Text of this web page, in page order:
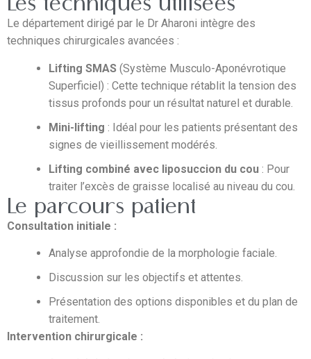
Le département dirigé par le Dr Aharoni intègre des
techniques chirurgicales avancées :
Lifting SMAS (Système Musculo-Aponévrotique
Superficiel) : Cette technique rétablit la tension des
tissus profonds pour un résultat naturel et durable.
Mini-lifting : Idéal pour les patients présentant des
signes de vieillissement modérés.
Lifting combiné avec liposuccion du cou : Pour
traiter l’excès de graisse localisé au niveau du cou.
Le parcours patient
Consultation initiale :
Analyse approfondie de la morphologie faciale.
Discussion sur les objectifs et attentes.
Présentation des options disponibles et du plan de
traitement.
Intervention chirurgicale :